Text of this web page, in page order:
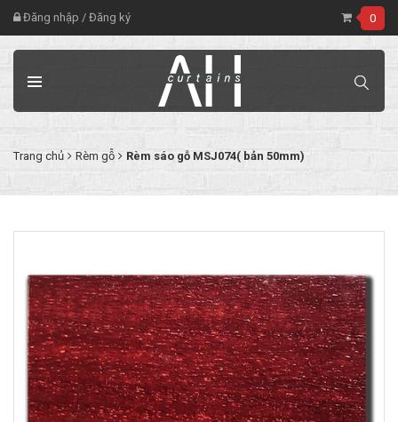
Đăng nhập / Đăng ký 0
Trang chủ Rèm gỗ Rèm sáo gỗ MSJ074( bản 50mm)